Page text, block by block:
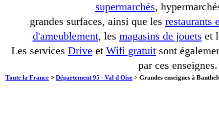
supermarchés,
grandes surfaces, ainsi que les restaurants
d'ameublement, les magasins de jouets et
Les services Drive et Wifi gratuit sont
par ces enseignes.
Toute la France > Département 95 - Val d Oise > Grandes enseignes à